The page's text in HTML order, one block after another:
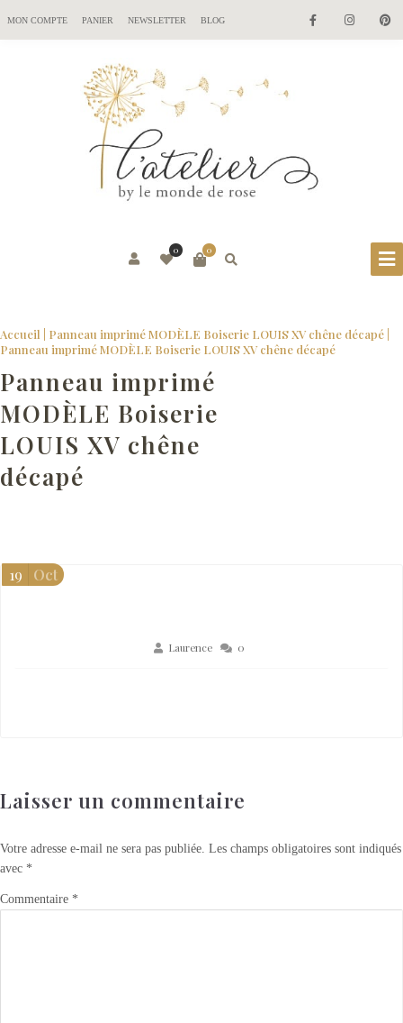
MON COMPTE PANIER NEWSLETTER BLOG
0
0
Accueil Panneau imprimé MODÈLE Boiserie LOUIS XV chêne décapé
Panneau imprimé MODÈLE Boiserie LOUIS XV chêne décapé
Panneau imprimé
MODÈLE Boiserie
LOUIS XV chêne
décapé
Laurence 0
19 Oct
Laisser un commentaire
Votre adresse e-mail ne sera pas publiée. Les champs obligatoires sont indiqués
avec *
Commentaire *